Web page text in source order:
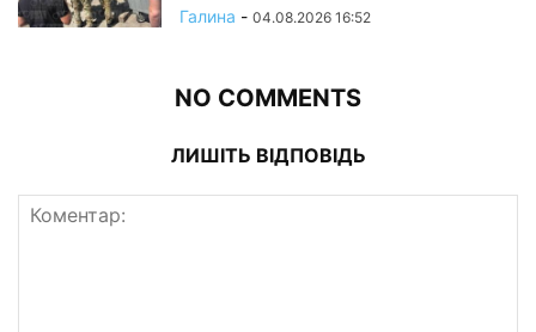
Галина - 04.08.2026 16:52
NO COMMENTS
ЛИШІТЬ ВІДПОВІДЬ